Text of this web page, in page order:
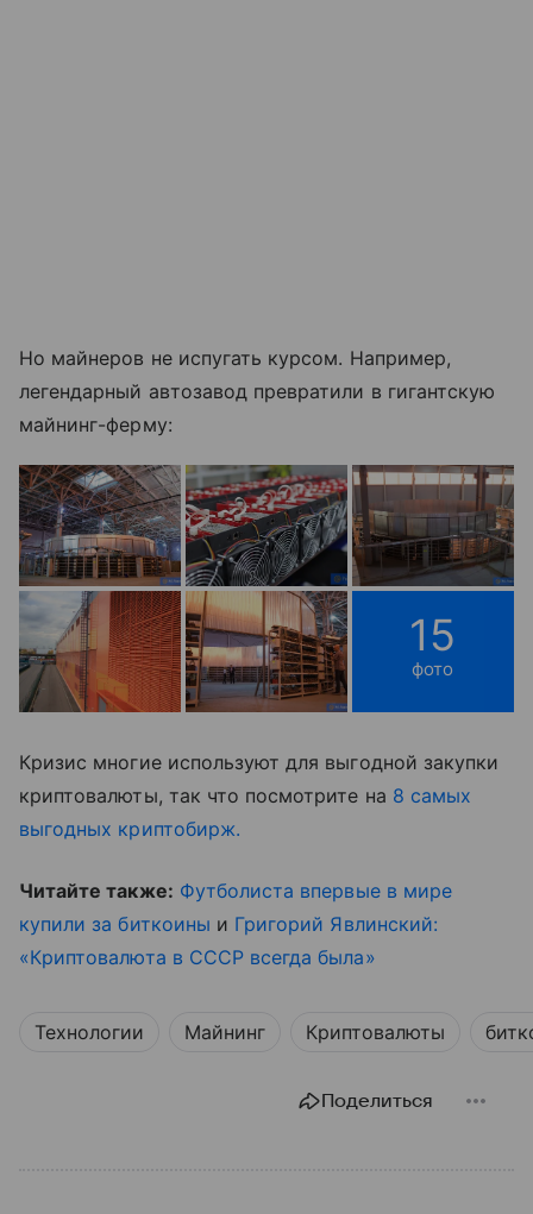
Но майнеров не испугать курсом. Например,
легендарный автозавод превратили в гигантскую
майнинг-ферму:
15
фото
Кризис многие используют для выгодной закупки
криптовалюты, так что посмотрите на 8 самых
выгодных криптобирж.
Читайте также: Футболиста впервые в мире
купили за биткоины и Григорий Явлинский:
«Криптовалюта в СССР всегда была»
Технологии Майнинг Криптовалюты
Поделиться